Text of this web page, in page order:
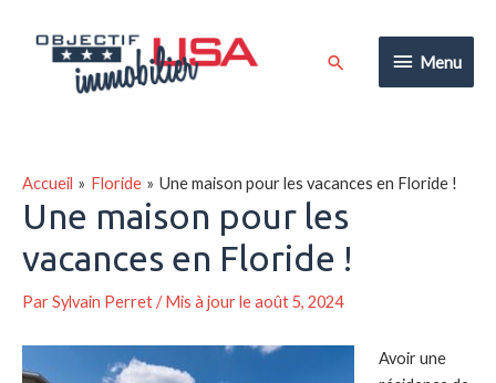
contenu
Menu
Menu
Rechercher
Accueil Floride Une maison pour les vacances en Floride !
Une maison pour les
vacances en Floride !
ParSylvain Perret/ Mis à jour le août 5, 2024
Avoir une